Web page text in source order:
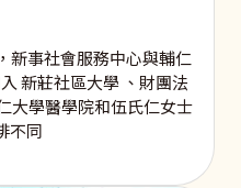
新事社會服務中心與輔仁
新莊社區大學 、財團法
大學醫學院和伍氏仁女士
不同